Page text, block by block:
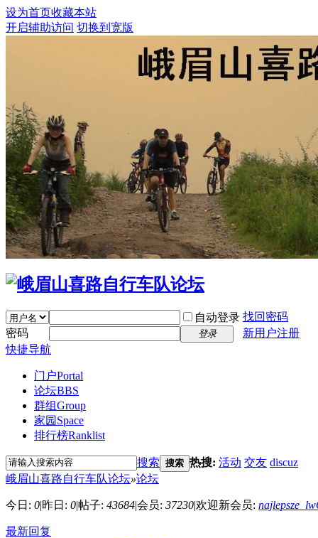
设为首页收藏本站
开启辅助访问 切换到宽版
自动登录 找回密码
密码
登录
新用户注册
快捷导航
门户Portal
论坛BBS
群组Group
家园 Space
排行榜Ranklist
搜索 搜索 热搜: 活动 交友 discuz
峨眉山喜路自行车队论坛»论坛
今日: 0|昨日: 0|帖子: 43684|会员: 37230|欢迎新会员:
最新回复